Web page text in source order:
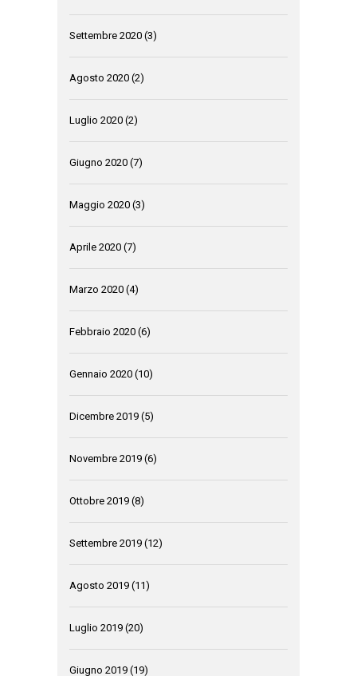
Settembre 2020 (3)
Agosto 2020 (2)
Luglio 2020 (2)
Giugno 2020 (7)
Maggio 2020 (3)
Aprile 2020 (7)
Marzo 2020 (4)
Febbraio 2020 (6)
Gennaio 2020 (10)
Dicembre 2019 (5)
Novembre 2019 (6)
Ottobre 2019 (8)
Settembre 2019 (12)
Agosto 2019 (11)
Luglio 2019 (20)
Giugno 2019 (19)